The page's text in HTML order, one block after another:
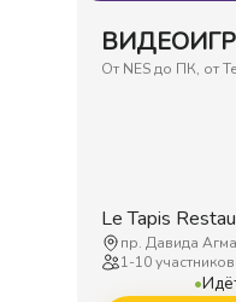
От NES до ПК, от
Le Tapis
пр. Давида
1-10участников
•